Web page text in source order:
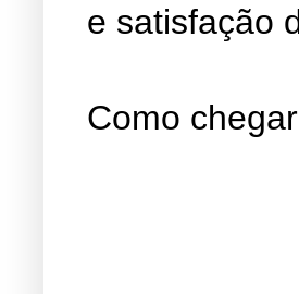
e satisfação
Como